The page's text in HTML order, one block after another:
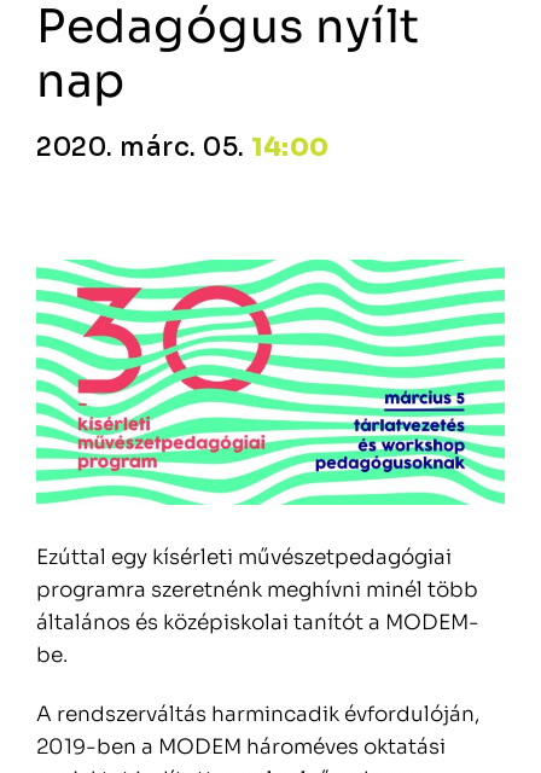
Pedagógus nyílt
nap
2020. márc. 05. 14:00
Ezúttal egy kísérleti művészetpedagógiai
programra szeretnénk meghívni minél több
általános és középiskolai tanítót a MODEM-
be.
A rendszerváltás harmincadik évfordulóján,
2019-ben a MODEM hároméves oktatási